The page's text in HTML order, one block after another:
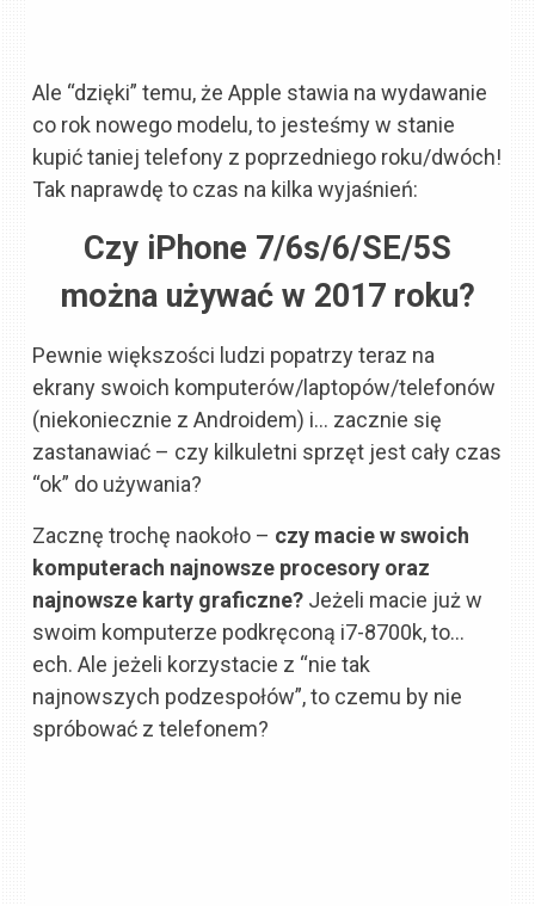
Ale “dzięki” temu, że Apple stawia na wydawanie
co rok nowego modelu, to jesteśmy w stanie
kupić taniej telefony z poprzedniego roku/dwóch!
Tak naprawdę to czas na kilka wyjaśnień:
Czy iPhone 7/6s/6/SE/5S
można używać w 2017 roku?
Pewnie większości ludzi popatrzy teraz na
ekrany swoich komputerów/laptopów/telefonów
(niekoniecznie z Androidem) i… zacznie się
zastanawiać – czy kilkuletni sprzęt jest cały czas
“ok” do używania?
Zacznę trochę naokoło – czy macie w swoich
komputerach najnowsze procesory oraz
najnowsze karty graficzne? Jeżeli macie już w
swoim komputerze podkręconą i7-8700k, to…
ech. Ale jeżeli korzystacie z “nie tak
najnowszych podzespołów”, to czemu by nie
spróbować z telefonem?